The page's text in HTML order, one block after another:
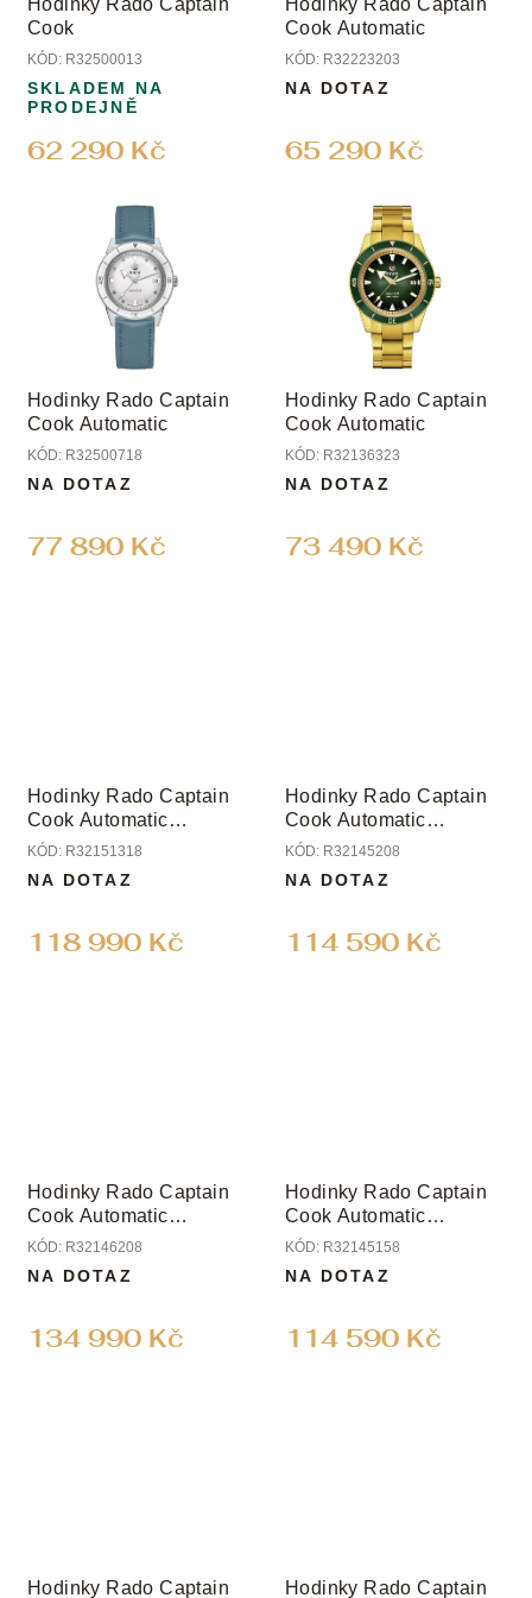
d
u
k
ů
Hodinky Rado Captain
Cook
KÓD: R32500013
62 290 Kč
SKLADEM NA
PRODEJNĚ
Hodinky Rado Captain
Cook Automatic
KÓD: R32223203
65 290 Kč
NA DOTAZ
Hodinky Rado Captain
Cook Automatic
KÓD: R32500718
77 890 Kč
NA DOTAZ
Hodinky Rado Captain
Cook Automatic
KÓD: R32136323
73 490 Kč
NA DOTAZ
Hodinky Rado Captain
Cook Automatic
Chronograph
KÓD: R32151318
118 990 Kč
NA DOTAZ
Hodinky Rado Captain
Cook Automatic
Chronograph
KÓD: R32145208
114 590 Kč
NA DOTAZ
Hodinky Rado Captain
Cook Automatic
Chronograph
KÓD: R32146208
134 990 Kč
NA DOTAZ
Hodinky Rado Captain
Cook Automatic
Chronograph
KÓD: R32145158
114 590 Kč
NA DOTAZ
Hodinky Rado Captain Hodinky Rado Captain